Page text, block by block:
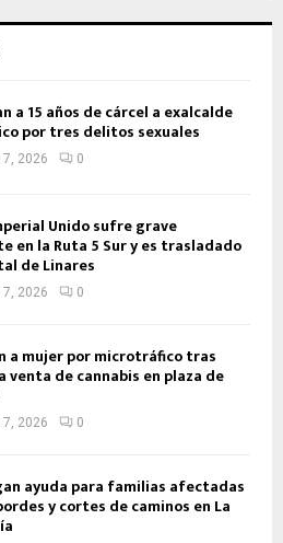
a 15 años de cárcel a exalcalde
por tres delitos sexuales
2026 0
Unido sufre grave
en la Ruta 5 Sur y es trasladado
de Linares
2026 0
a mujer por microtráfico tras
venta de cannabis en plaza de
2026 0
ayuda para familias afectadas
y cortes de caminos en La